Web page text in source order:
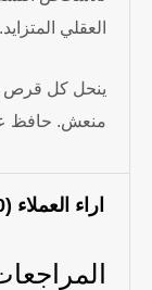
العقلي المتزايد.
ينحل كل قرص
منعش. حافظ
اراء العملاء (0)